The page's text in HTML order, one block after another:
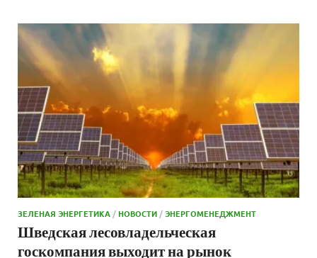
ЗЕЛЕНАЯ ЭНЕРГЕТИКА /НОВОСТИ /ЭНЕРГОМЕНЕДЖМЕНТ
Шведская лесовладельческая
госкомпания выходит на рынок